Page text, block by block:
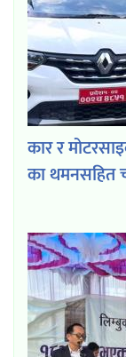
कार र
का थमनसहित